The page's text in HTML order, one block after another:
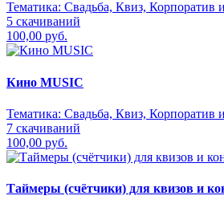
Тематика: Свадьба, Квиз, Корпоратив
5 скачиваний
100,00 руб.
Кино MUSIC
Тематика: Свадьба, Квиз, Корпоратив
7 скачиваний
100,00 руб.
Таймеры (счётчики) для квизов и